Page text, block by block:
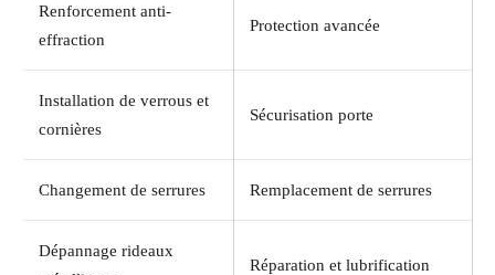
Renforcement anti-
effraction
Protection avancée
Installation de verrous et
cornières
Sécurisation porte
Changement de serrures Remplacement de serrures
Dépannage rideaux
Réparation et lubrification